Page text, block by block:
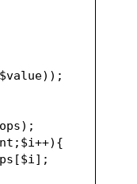
$value));
);
; $i++){
[$i];